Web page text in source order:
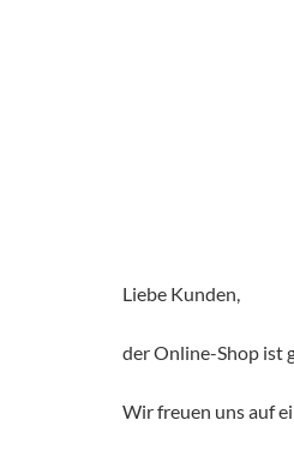
Liebe Kunden,
der Online-Shop ist
Wir freuen uns auf